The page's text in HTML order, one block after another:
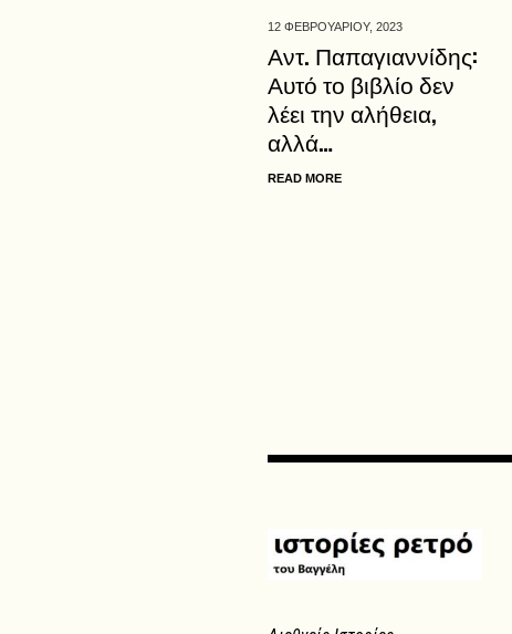
12 ΦΕΒΡΟΥΑΡΙΟΥ, 2023
Αντ. Παπαγιαννίδης:
Αυτό το βιβλίο δεν
λέει την αλήθεια,
αλλά…
READ MORE